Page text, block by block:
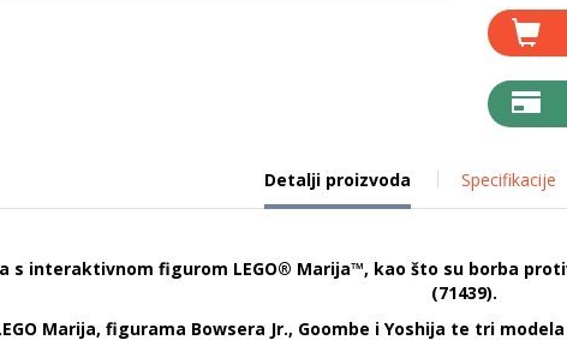
Detalji proizvoda Specifikacije
interaktivnom figurom LEGO® Marija™, kao što su borba
(71439).
Marija, figurama Bowsera Jr., Goombe i Yoshija te tri